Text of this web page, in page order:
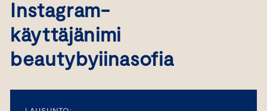
Instagram-
käyttäjänimi
beautybyiinasofia